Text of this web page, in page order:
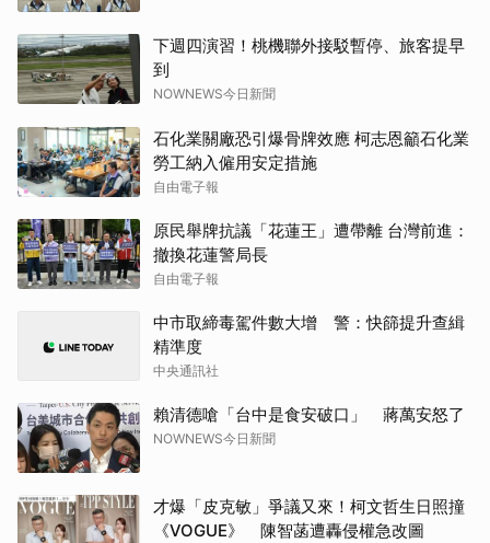
下週四演習！桃機聯外接駁暫停、旅客提早
到
NOWNEWS今日新聞
石化業關廠恐引爆骨牌效應 柯志恩籲石化業
勞工納入僱用安定措施
自由電子報
原民舉牌抗議「花蓮王」遭帶離 台灣前進：
撤換花蓮警局長
自由電子報
中市取締毒駕件數大增 警：快篩提升查緝
精準度
中央通訊社
賴清德嗆「台中是食安破口」 蔣萬安怒了
NOWNEWS今日新聞
才爆「皮克敏」爭議又來！柯文哲生日照撞
《VOGUE》 陳智菡遭轟侵權急改圖